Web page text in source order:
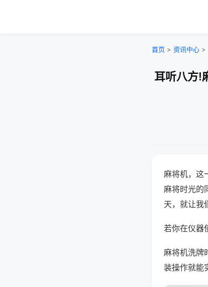
首页 > 资讯中心 >
耳听八方!
麻将机，这
麻将时光的
天，就让我
若你在仪器
麻将机洗牌
装操作就能